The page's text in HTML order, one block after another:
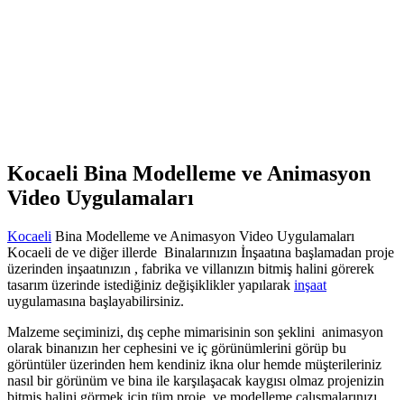
Kocaeli Bina Modelleme ve Animasyon
Video Uygulamaları
Kocaeli Bina Modelleme ve Animasyon Video Uygulamaları
Kocaeli de ve diğer illerde Binalarınızın İnşaatına başlamadan proje
üzerinden inşaatınızın , fabrika ve villanızın bitmiş halini görerek
tasarım üzerinde istediğiniz değişiklikler yapılarak inşaat
uygulamasına başlayabilirsiniz.
Malzeme seçiminizi, dış cephe mimarisinin son şeklini animasyon
olarak binanızın her cephesini ve iç görünümlerini görüp bu
görüntüler üzerinden hem kendiniz ikna olur hemde müşterileriniz
nasıl bir görünüm ve bina ile karşılaşacak kaygısı olmaz projenizin
bitmiş halini görmek için tüm proje ve modelleme çalışmalarınızı